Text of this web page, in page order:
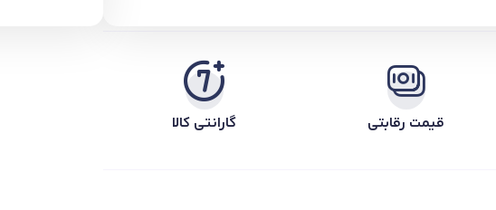
قیمت رقابتی گارانتی کالا